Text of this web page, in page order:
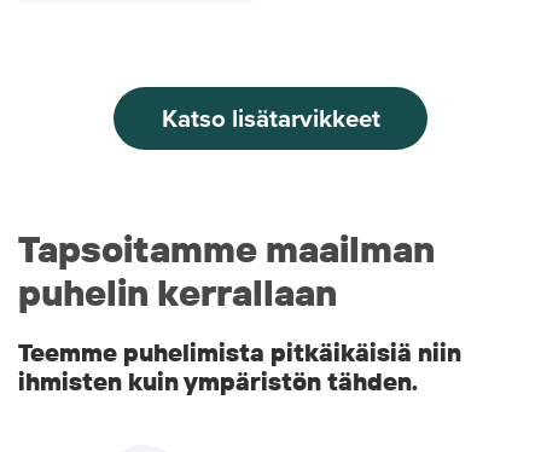
Katso lisätarvikkeet
Tapsoitamme maailman
puhelin kerrallaan
Teemme puhelimista pitkäikäisiä niin
ihmisten kuin ympäristön tähden.